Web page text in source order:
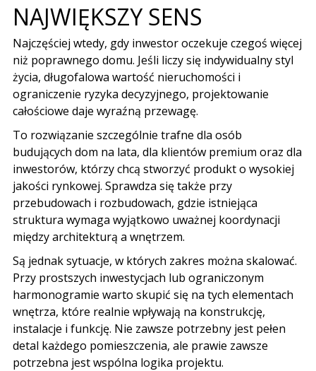
NAJWIĘKSZY SENS
Najczęściej wtedy, gdy inwestor oczekuje czegoś więcej
niż poprawnego domu. Jeśli liczy się indywidualny styl
życia, długofalowa wartość nieruchomości i
ograniczenie ryzyka decyzyjnego, projektowanie
całościowe daje wyraźną przewagę.
To rozwiązanie szczególnie trafne dla osób
budujących dom na lata, dla klientów premium oraz dla
inwestorów, którzy chcą stworzyć produkt o wysokiej
jakości rynkowej. Sprawdza się także przy
przebudowach i rozbudowach, gdzie istniejąca
struktura wymaga wyjątkowo uważnej koordynacji
między architekturą a wnętrzem.
Są jednak sytuacje, w których zakres można skalować.
Przy prostszych inwestycjach lub ograniczonym
harmonogramie warto skupić się na tych elementach
wnętrza, które realnie wpływają na konstrukcję,
instalacje i funkcję. Nie zawsze potrzebny jest pełen
detal każdego pomieszczenia, ale prawie zawsze
potrzebna jest wspólna logika projektu.